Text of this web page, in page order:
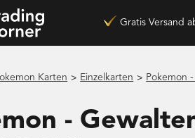
Gratis Versand
Karten > Einzelkarten > Pokemon
-